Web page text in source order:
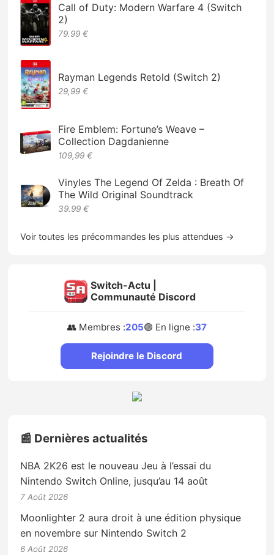
Call of Duty: Modern Warfare 4 (Switch
2)
79.99 €
Rayman Legends Retold (Switch 2)
29,99 €
Fire Emblem: Fortune’s Weave –
Collection Dagdanienne
109,99 €
Vinyles The Legend Of Zelda : Breath Of
The Wild Original Soundtrack
39.99 €
Voir toutes les précommandes les plus attendues →
Switch-Actu |
Communauté Discord
👥 Membres :205🟢 En ligne :37
Rejoindre le Discord
📰 Dernières actualités
NBA 2K26 est le nouveau Jeu à l’essai du
Nintendo Switch Online, jusqu’au 14 août
7 Août 2026
Moonlighter 2 aura droit à une édition physique
en novembre sur Nintendo Switch 2
6 Août 2026